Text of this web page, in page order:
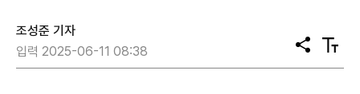
조성준 기자
입력 2025-06-11 08:38
공
유
텍
스